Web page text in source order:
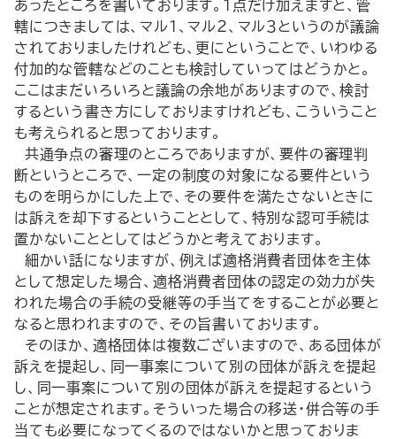
あったところを書いております。１点だけ加えますと、管
轄につきましては、マル１、マル２、マル３というのが議論
されておりましたけれども、更にということで、いわゆる
付加的な管轄などのことも検討していってはどうかと。
ここはまだいろいろと議論の余地がありますので、検討
するという書き方にしておりますけれども、こういうこと
も考えられると思っております。
共通争点の審理のところでありますが、要件の審理判
断というところで、一定の制度の対象になる要件という
ものを明らかにした上で、その要件を満たさないときに
は訴えを却下するということとして、特別な認可手続は
置かないこととしてはどうかと考えております。
細かい話になりますが、例えば適格消費者団体を主体
として想定した場合、適格消費者団体の認定の効力が失
われた場合の手続の受継等の手当てをすることが必要と
なると思われますので、その旨書いております。
そのほか、適格団体は複数ございますので、ある団体が
訴えを提起し、同一事案について別の団体が訴えを提起
し、同一事案について別の団体が訴えを提起するという
ことが想定されます。そういった場合の移送・併合等の手
当ても必要になってくるのではないかと思っておりま